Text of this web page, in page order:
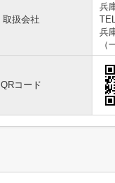
取扱会社
兵
兵
QRコード